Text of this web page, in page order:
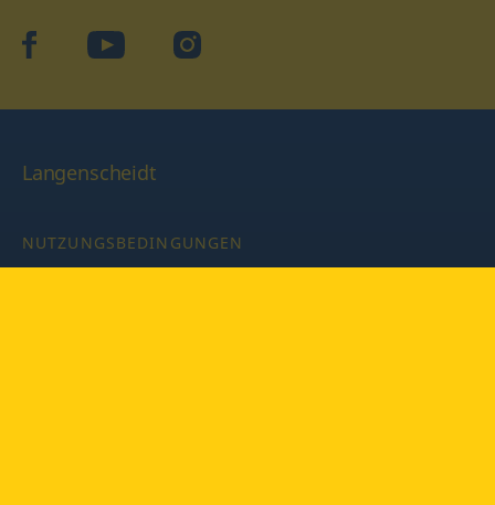
facebookYouTube Instagram
Langenscheidt
NUTZUNGSBEDINGUNGEN